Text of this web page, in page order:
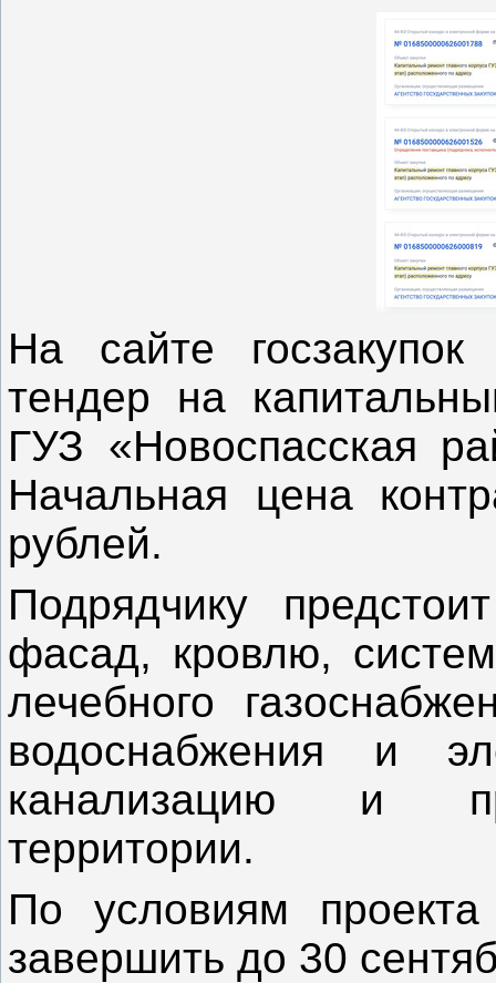
На сайте
тендер на
ГУЗ «Новоспасская
Начальная цена
рублей.
Подрядчику
фасад, кровлю,
лечебного
водоснабжения и
канализацию и
территории.
По условиям
завершить до 30